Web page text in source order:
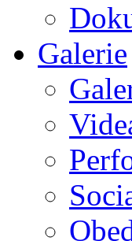
Galerie